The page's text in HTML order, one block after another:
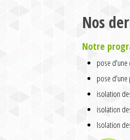
Nos
Notre
pose d'une
pose
isolation
isolation
Isolation